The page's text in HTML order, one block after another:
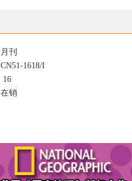
月刊
CN51-1618/I
16
在销